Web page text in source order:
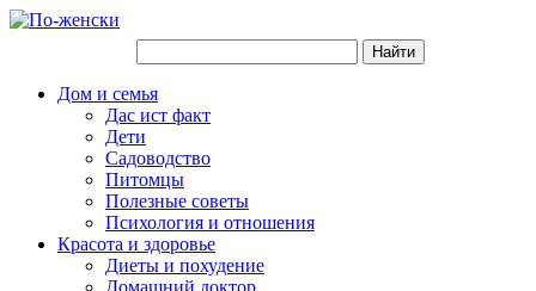
Дом и семья
Дас ист факт
Дети
Садоводство
Питомцы
Полезные советы
Психология и отношения
Красота и здоровье
Диеты и похудение
Домашний доктор